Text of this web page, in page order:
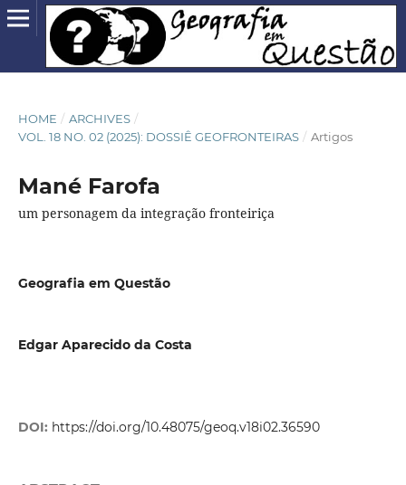
HOME / ARCHIVES /
VOL. 18 NO. 02 (2025): DOSSIÊ GEOFRONTEIRAS / Artigos
Mané Farofa
um personagem da integração fronteiriça
Geografia em Questão
Edgar Aparecido da Costa
DOI: https://doi.org/10.48075/geoq.v18i02.36590